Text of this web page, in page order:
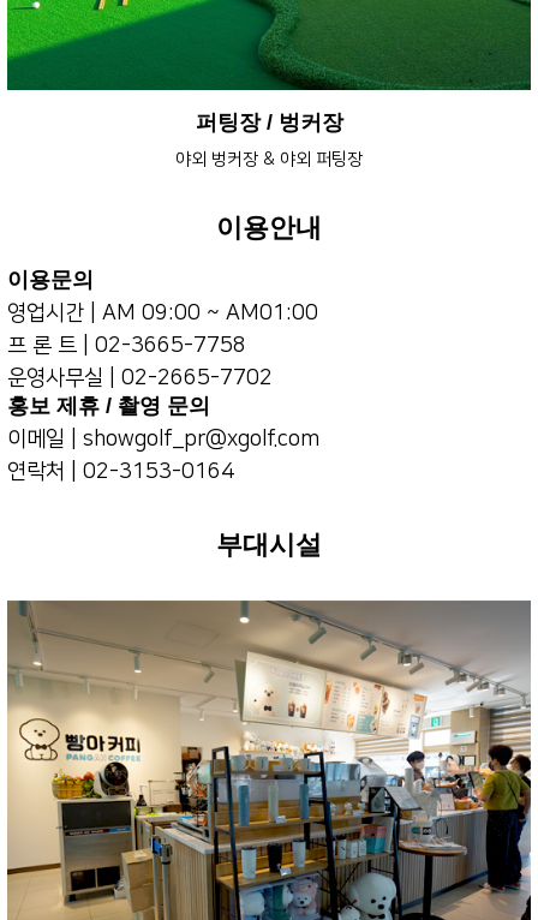
퍼팅장 / 벙커장
야외 벙커장 & 야외 퍼팅장
이용안내
이용문의
영업시간 | AM 09:00 ~ AM01:00
프 론 트 | 02-3665-7758
운영사무실 | 02-2665-7702
홍보 제휴 / 촬영 문의
이메일 | showgolf_pr@xgolf.com
연락처 | 02-3153-0164
부대시설